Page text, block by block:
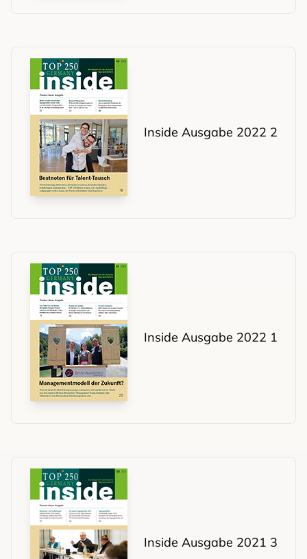
Inside Ausgabe 2022 2
Inside Ausgabe 2022 1
Inside Ausgabe 2021 3